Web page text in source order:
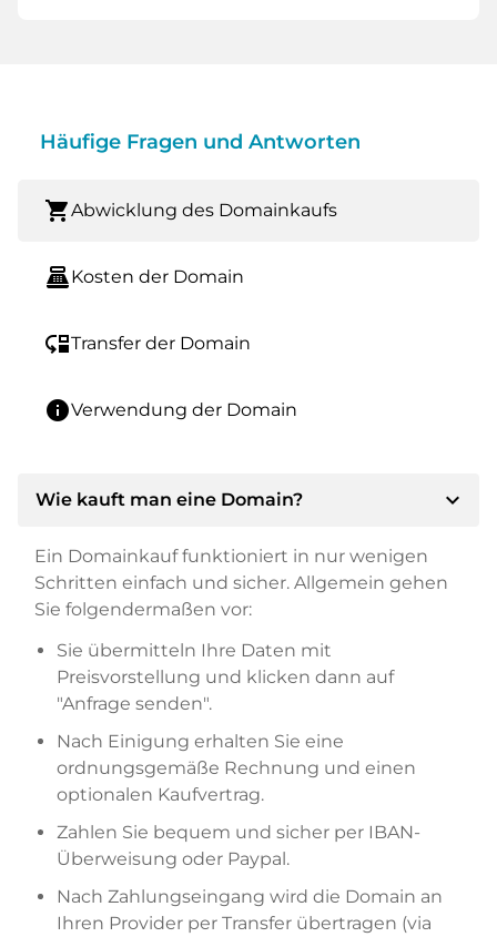
Häufige Fragen und Antworten
shopping_cartAbwicklung des Domainkaufs
point_of_saleKosten der Domain
move_downTransfer der Domain
infoVerwendung der Domain
Wie kauft man eine Domain? expand_more
Ein Domainkauf funktioniert in nur wenigen
Schritten einfach und sicher. Allgemein gehen
Sie folgendermaßen vor:
Sie übermitteln Ihre Daten mit
Preisvorstellung und klicken dann auf
"Anfrage senden".
Nach Einigung erhalten Sie eine
ordnungsgemäße Rechnung und einen
optionalen Kaufvertrag.
Zahlen Sie bequem und sicher per IBAN-
Überweisung oder Paypal.
Nach Zahlungseingang wird die Domain an
Ihren Provider per Transfer übertragen (via